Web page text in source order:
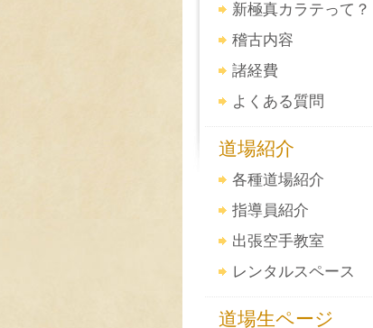
新極真カラテって？
稽古内容
諸経費
よくある質問
道場紹介
各種道場紹介
指導員紹介
出張空手教室
レンタルスペース
道場生ページ